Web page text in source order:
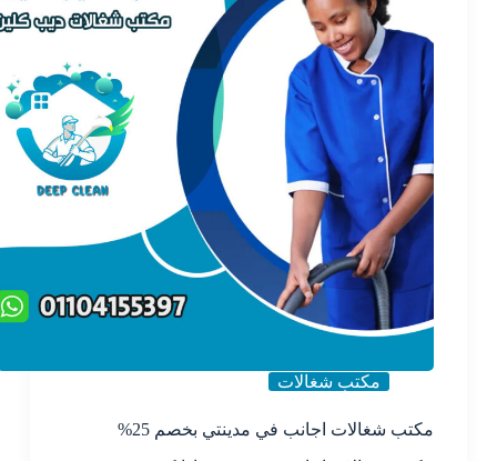
مكتب شغالات
مكتب شغالات اجانب في مدينتي بخصم 25%